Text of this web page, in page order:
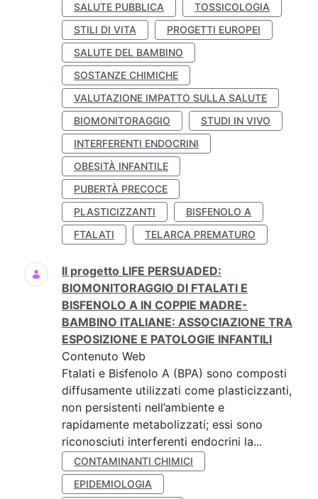
SALUTE PUBBLICA
TOSSICOLOGIA
STILI DI VITA
PROGETTI EUROPEI
SALUTE DEL BAMBINO
SOSTANZE CHIMICHE
VALUTAZIONE IMPATTO SULLA SALUTE
BIOMONITORAGGIO
STUDI IN VIVO
INTERFERENTI ENDOCRINI
OBESITÀ INFANTILE
PUBERTÀ PRECOCE
PLASTICIZZANTI
BISFENOLO A
FTALATI
TELARCA PREMATURO
Il progetto LIFE PERSUADED:
BIOMONITORAGGIO DI FTALATI E
BISFENOLO A IN COPPIE MADRE-
BAMBINO ITALIANE: ASSOCIAZIONE TRA
ESPOSIZIONE E PATOLOGIE INFANTILI
Contenuto Web
Ftalati e Bisfenolo A (BPA) sono composti
diffusamente utilizzati come plasticizzanti,
non persistenti nell’ambiente e
rapidamente metabolizzati; essi sono
riconosciuti interferenti endocrini la...
CONTAMINANTI CHIMICI
EPIDEMIOLOGIA